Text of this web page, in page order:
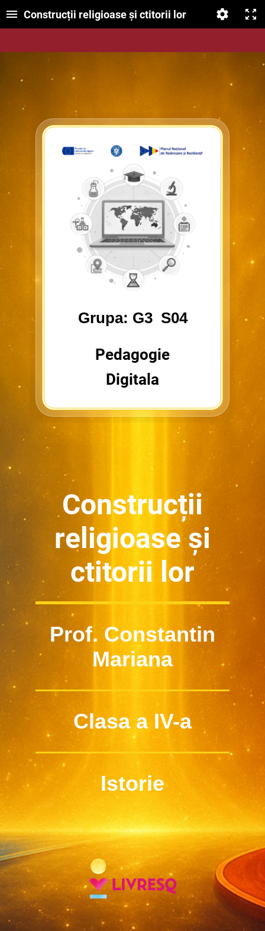
Construcții religioase și ctitorii lor
Grupa: G3 S04
Pedagogie
Digitala
Construcții
religioase și
ctitorii lor
Prof. Constantin
Mariana
Clasa a IV-a
Istorie